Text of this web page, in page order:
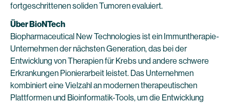
fortgeschrittenen soliden Tumoren evaluiert.
Über BioNTech
Biopharmaceutical New Technologies ist ein Immuntherapie-
Unternehmen der nächsten Generation, das bei der
Entwicklung von Therapien für Krebs und andere schwere
Erkrankungen Pionierarbeit leistet. Das Unternehmen
kombiniert eine Vielzahl an modernen therapeutischen
Plattformen und Bioinformatik-Tools, um die Entwicklung